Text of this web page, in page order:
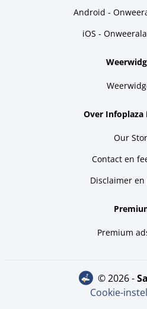
Android -
iOS -
Over
Our
Contact en
Disclaimer
Premium
© 2026 -
Cookie-